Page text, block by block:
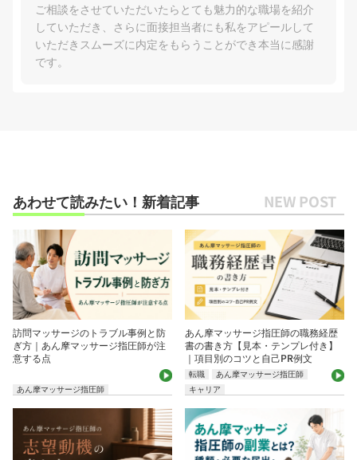
ご相談をさせていただいたらとても魅力的な職場を紹介
していただき、さらに面接担当者にも私をアピールして
いただきスムーズに内定をもらうことができ本当に感謝
です。
あわせて読みたい！新着記事
訪問マッサージのトラブル事例と防
ぎ方｜あん摩マッサージ指圧師が注
意する点
あん摩マッサージ指圧師
あん摩マッサージ指圧師の職務経歴
書の書き方【見本・テンプレ付き】
｜項目別のコツと自己PR例文
転職
あん摩マッサージ指圧師
キャリア